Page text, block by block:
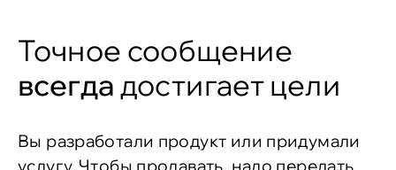
Точное сообщение
всегдадостигает цели
Вы разработали продукт или придумали
услугу. Чтобы продавать, надо передать